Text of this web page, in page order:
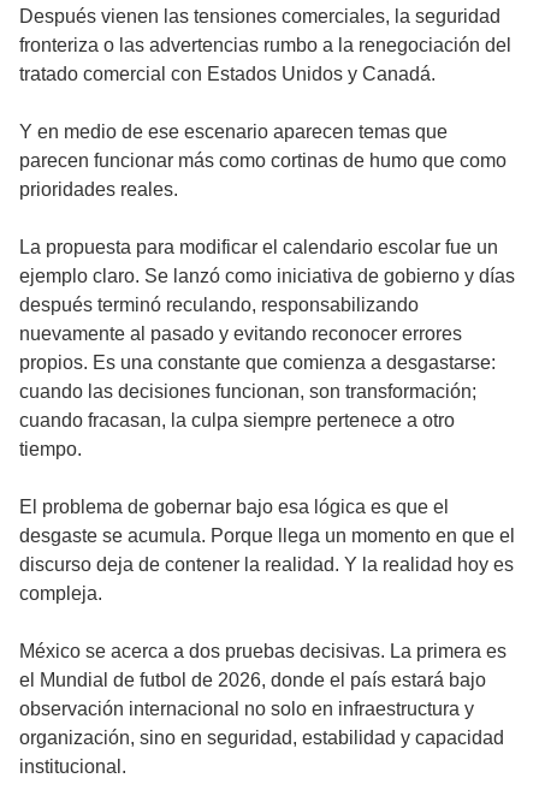
Después vienen las tensiones comerciales, la seguridad
fronteriza o las advertencias rumbo a la renegociación del
tratado comercial con Estados Unidos y Canadá.
Y en medio de ese escenario aparecen temas que
parecen funcionar más como cortinas de humo que como
prioridades reales.
La propuesta para modificar el calendario escolar fue un
ejemplo claro. Se lanzó como iniciativa de gobierno y días
después terminó reculando, responsabilizando
nuevamente al pasado y evitando reconocer errores
propios. Es una constante que comienza a desgastarse:
cuando las decisiones funcionan, son transformación;
cuando fracasan, la culpa siempre pertenece a otro
tiempo.
El problema de gobernar bajo esa lógica es que el
desgaste se acumula. Porque llega un momento en que el
discurso deja de contener la realidad. Y la realidad hoy es
compleja.
México se acerca a dos pruebas decisivas. La primera es
el Mundial de futbol de 2026, donde el país estará bajo
observación internacional no solo en infraestructura y
organización, sino en seguridad, estabilidad y capacidad
institucional.